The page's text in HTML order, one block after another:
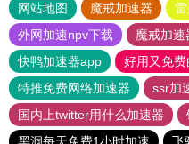
网站地图 魔戒加速器
外网加速npv下载
魔戒加速
快鸭加速器app
好用又免
特推免费网络加速器
ssr加
国内上twitter用什么加速器